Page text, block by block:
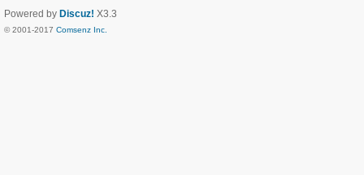
Powered by Discuz! X3.3
© 2001-2017 Comsenz Inc.